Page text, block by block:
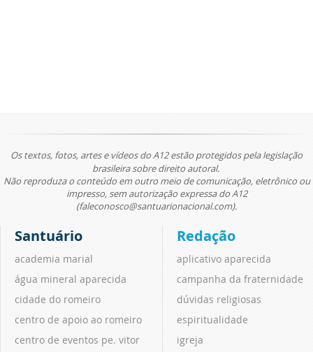
Os textos, fotos, artes e vídeos do A12 estão protegidos pela legislação
brasileira sobre direito autoral.
Não reproduza o conteúdo em outro meio de comunicação, eletrônico ou
impresso, sem autorização expressa do A12
(faleconosco@santuarionacional.com).
Santuário
academia marial
água mineral aparecida
cidade do romeiro
centro de apoio ao romeiro
centro de eventos pe. vitor
Redação
aplicativo aparecida
campanha da fraternidade
dúvidas religiosas
espiritualidade
igreja